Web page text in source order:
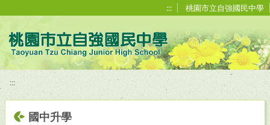
::: 桃園市立自強國民中學
:::
國中升學